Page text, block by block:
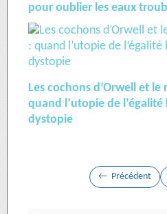
pour oublier les eaux
Les cochons d’Orwell et
quand l’utopie de
dystopie
Précédent